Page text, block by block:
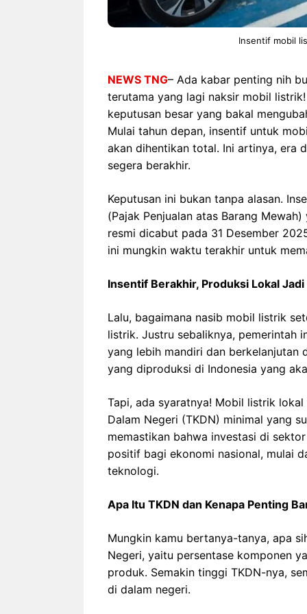
Insentif mobil
NEWS TNG– Ada kabar penting nih
terutama yang lagi naksir mobil
keputusan besar yang bakal
Mulai tahun depan, insentif untuk
akan dihentikan total. Ini artinya, era
segera berakhir.
Keputusan ini bukan tanpa alasan.
(Pajak Penjualan atas Barang
resmi dicabut pada 31 Desember
ini mungkin waktu terakhir untuk
Insentif Berakhir, Produksi Lokal Jadi
Lalu, bagaimana nasib mobil listrik
listrik. Justru sebaliknya, pemerintah
yang lebih mandiri dan berkelanjutan
yang diproduksi di Indonesia yang
Tapi, ada syaratnya! Mobil listrik
Dalam Negeri (TKDN) minimal yang
memastikan bahwa investasi di
positif bagi ekonomi nasional, mulai
teknologi.
Apa Itu TKDN dan Kenapa Penting
Mungkin kamu bertanya-tanya, apa
Negeri, yaitu persentase komponen
produk. Semakin tinggi TKDN-nya,
di dalam negeri.